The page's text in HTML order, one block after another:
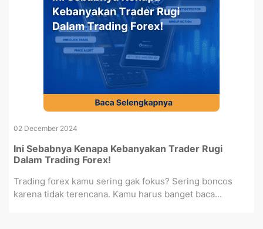
02 December 2024
Ini Sebabnya Kenapa Kebanyakan Trader Rugi
Dalam Trading Forex!
Trading forex kamu sering gak fokus? Sering boncos
karena tidak terencana. Kamu harus banget baca...